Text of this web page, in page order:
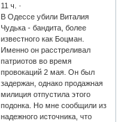
11 ч. ·
В Одессе убили Виталия
Чудька - бандита, более
известного как Боцман.
Именно он расстреливал
патриотов во время
провокаций 2 мая. Он был
задержан, однако продажная
милиция отпустила этого
подонка. Но мне сообщили из
надежного источника, что